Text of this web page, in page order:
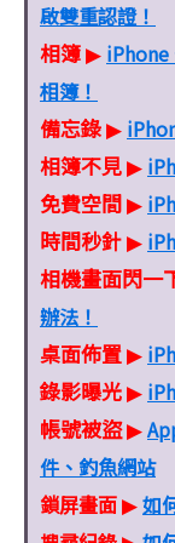
啟雙重認證！
相簿▶ iPhone
相簿！
備忘錄▶
相簿不見▶
免費空間▶
時間秒針▶
相機畫面閃一
辦法！
桌面佈置▶
錄影曝光▶
帳號被盜▶
件、釣魚網站
鎖屏畫面▶如